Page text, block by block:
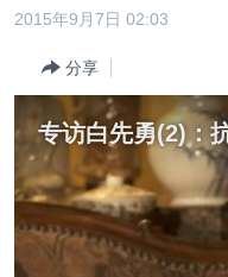
内
到
航
跳
港澳
国际
最新国际新闻
印太
中东
欧洲
分类新闻
经济·金融·贸易
人权·法律·宗教
科教·文娱·体健
美中关系
热点专题
白宫要闻
VOA视频
2015年9月7日 02:03
分享
专访白先勇(2)：
没